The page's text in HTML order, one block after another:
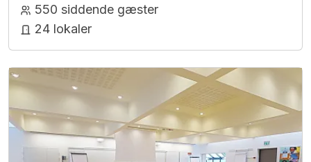
550 siddende gæster
24 lokaler